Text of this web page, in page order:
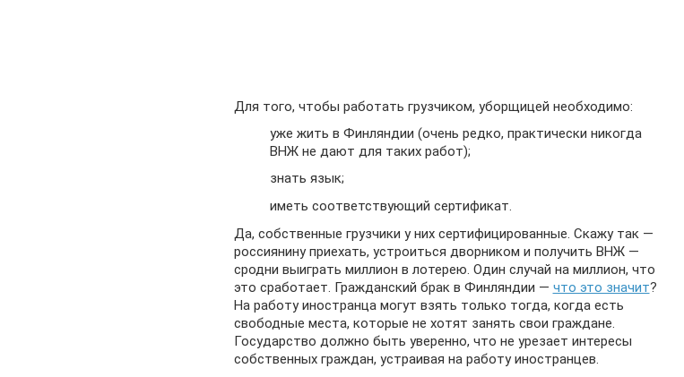
Для того, чтобы работать грузчиком, уборщицей необходимо:
уже жить в Финляндии (очень редко, практически никогда
ВНЖ не дают для таких работ);
знать язык;
иметь соответствующий сертификат.
Да, собственные грузчики у них сертифицированные. Скажу так —
россиянину приехать, устроиться дворником и получить ВНЖ —
сродни выиграть миллион в лотерею. Один случай на миллион, что
это сработает. Гражданский брак в Финляндии — что это значит?
На работу иностранца могут взять только тогда, когда есть
свободные места, которые не хотят занять свои граждане.
Государство должно быть уверенно, что не урезает интересы
собственных граждан, устраивая на работу иностранцев.